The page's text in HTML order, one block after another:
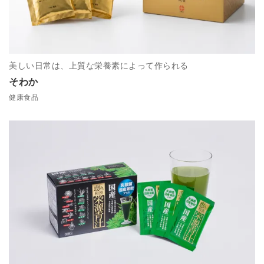
そわか
美しい日常は、上質な栄養素によって作られる
健康食品